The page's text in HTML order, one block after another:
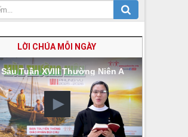
LỜI CHÚA MỖI NGÀY
Tuần XVIII Thường Niên A